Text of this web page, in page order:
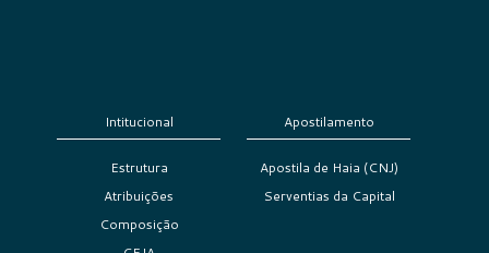
Intitucional
Estrutura
Atribuições
Composição
Apostilamento
Apostila de Haia (CNJ)
Serventias da Capital